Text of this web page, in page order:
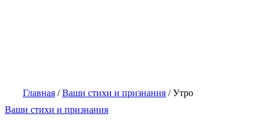
Главная /Ваши стихи и признания /Утро
Ваши стихи и признания